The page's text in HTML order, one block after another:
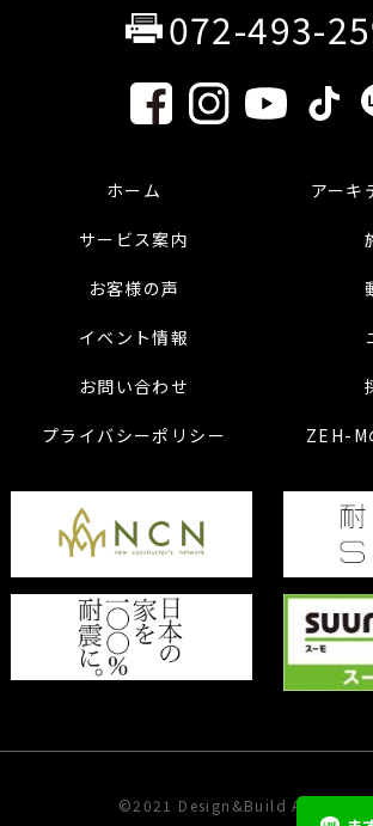
072-493-
ホーム アーキ
サービス案内
お客様の声
イベント情報
お問い合わせ
プライバシーポリシー ZEH-M
©2021 Design&Build